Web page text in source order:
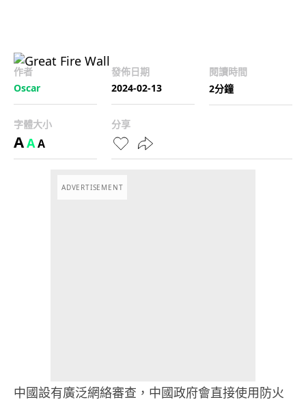
作者
Oscar
發佈日期
2024-02-13
閱讀時間
2分鐘
字體大小
AAA
分享
ADVERTISEMENT
中國設有廣泛網絡審查，中國政府會直接使用防火